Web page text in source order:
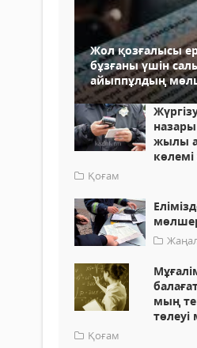
Жол қозғалысы
бұзғаны үшін
айыппұлдың
жылы
Қоғам
мың
төлеуі
Қоғам